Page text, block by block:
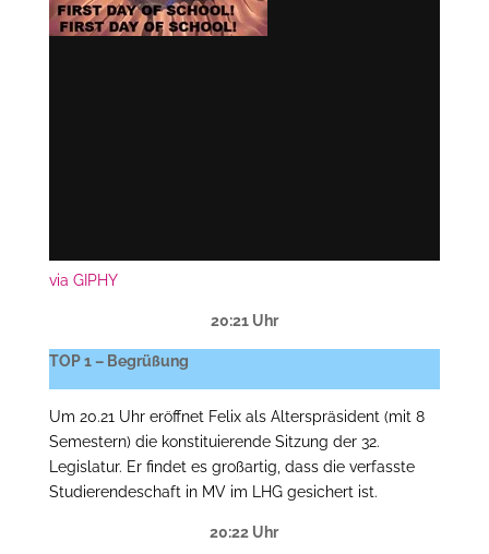
via GIPHY
20:21 Uhr
TOP 1 – Begrüßung
Um 20.21 Uhr eröffnet Felix als Alterspräsident (mit 8
Semestern) die konstituierende Sitzung der 32.
Legislatur. Er findet es großartig, dass die verfasste
Studierendeschaft in MV im LHG gesichert ist.
20:22 Uhr